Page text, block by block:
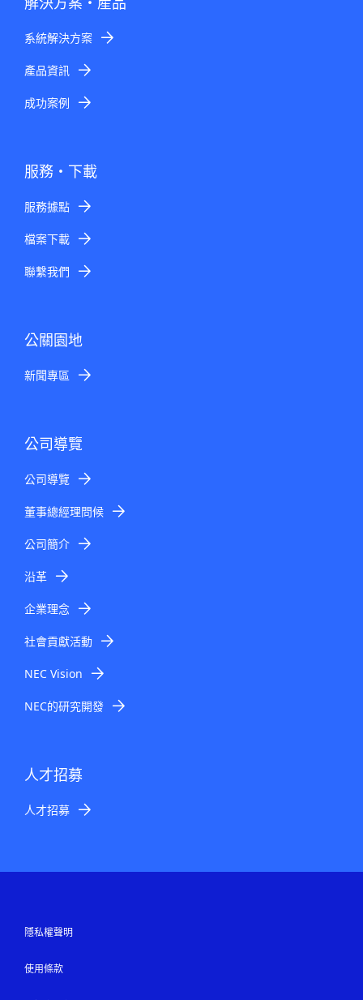
系統解決方案
產品資訊
成功案例
服務・下載
服務據點
檔案下載
聯繫我們
公關園地
新聞專區
公司導覽
公司導覽
董事總經理問候
公司簡介
沿革
企業理念
社會貢獻活動
NEC Vision
NEC的研究開發
人才招募
人才招募
隱私權聲明
使用條款